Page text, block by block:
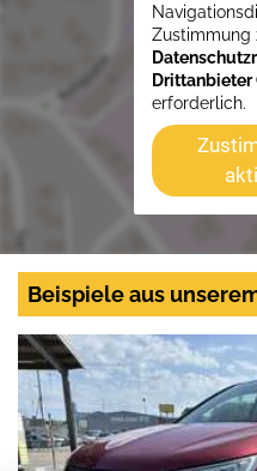
Zustimmung
Drittanbieter
erforderlich.
Beispiele aus